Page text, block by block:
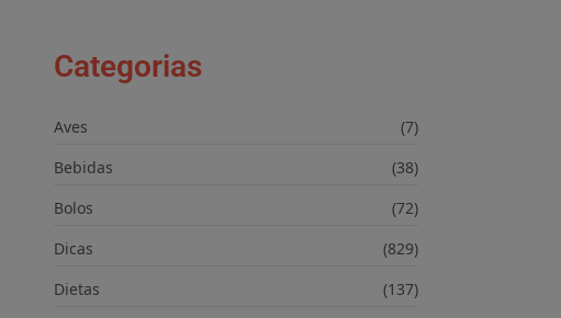
Categorias
Aves
(7)
Bebidas
(38)
Bolos
(72)
Dicas
(829)
Dietas
(137)